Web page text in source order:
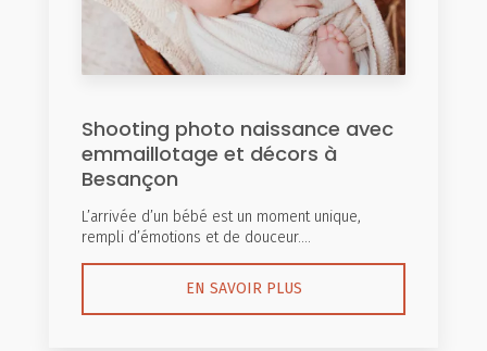
Shooting photo naissance avec
emmaillotage et décors à
Besançon
L’arrivée d’un bébé est un moment unique,
rempli d’émotions et de douceur....
EN SAVOIR PLUS